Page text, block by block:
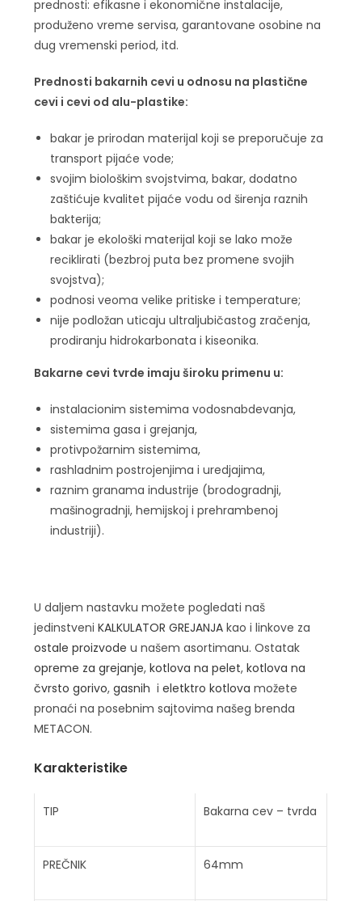
prednosti: efikasne i ekonomične instalacije,
produženo vreme servisa, garantovane osobine na
dug vremenski period, itd.
Prednosti bakarnih cevi u odnosu na plastične
cevi i cevi od alu-plastike:
bakar je prirodan materijal koji se preporučuje za
transport pijaće vode;
svojim biološkim svojstvima, bakar, dodatno
zaštićuje kvalitet pijaće vodu od širenja raznih
bakterija;
bakar je ekološki materijal koji se lako može
reciklirati (bezbroj puta bez promene svojih
svojstva);
podnosi veoma velike pritiske i temperature;
nije podložan uticaju ultraljubičastog zračenja,
prodiranju hidrokarbonata i kiseonika.
Bakarne cevi tvrde imaju široku primenu u:
instalacionim sistemima vodosnabdevanja,
sistemima gasa i grejanja,
protivpožarnim sistemima,
rashladnim postrojenjima i uredjajima,
raznim granama industrije (brodogradnji,
mašinogradnji, hemijskoj i prehrambenoj
industriji).
U daljem nastavku možete pogledati naš
jedinstveniKALKULATOR GREJANJA kao i linkove za
ostale proizvode u našem asortimanu. Ostatak
opreme za grejanje,kotlova na pelet,kotlova na
čvrsto gorivo,gasnih ieletktro kotlova možete
pronaći na posebnim sajtovima našeg brenda
METACON.
Karakteristike
TIP Bakarna cev – tvrda
PREČNIK 64mm